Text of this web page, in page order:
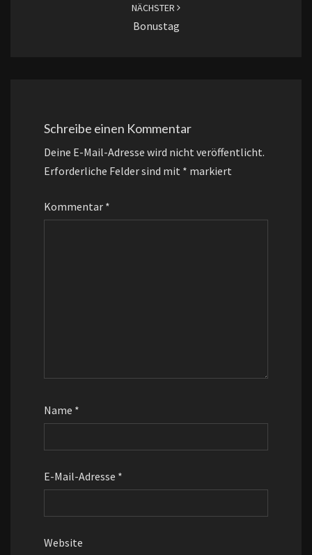
NÄCHSTER
Bonustag
Schreibe einen Kommentar
Deine E-Mail-Adresse wird nicht veröffentlicht.
Erforderliche Felder sind mit * markiert
Kommentar *
Name *
E-Mail-Adresse *
Website